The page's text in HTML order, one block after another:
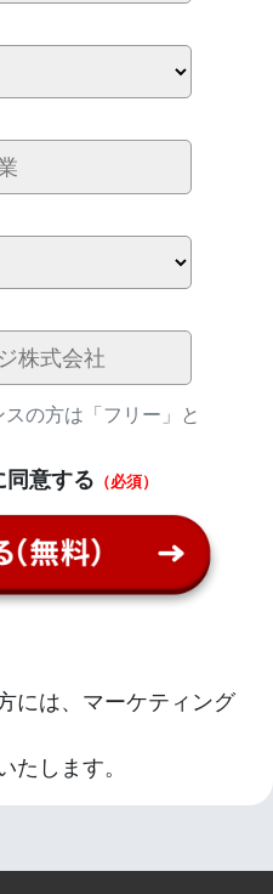
の方は「フリー」と
同意する （必須）
には、マーケティング
たします。